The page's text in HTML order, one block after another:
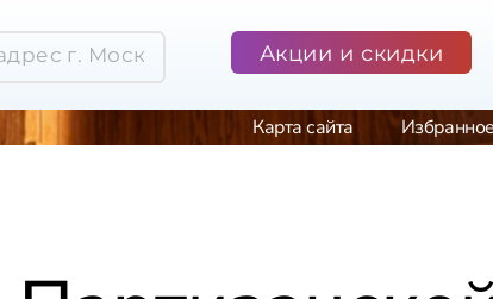
Акции и скидки
Карта сайта Избранное